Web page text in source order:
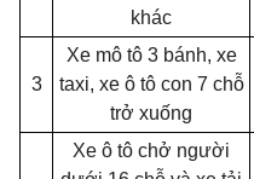
khác
3
Xe mô tô 3 bánh, xe
taxi, xe ô tô con 7 chỗ
trở xuống
Xe ô tô chở người